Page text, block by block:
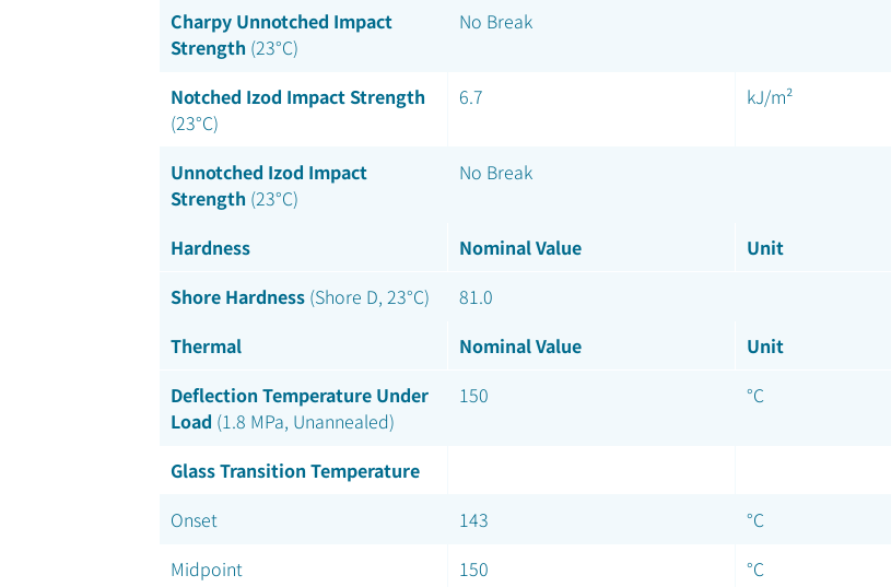
Charpy Unnotched Impact
Strength (23°C)
No Break
Notched Izod Impact Strength
(23°C)
6.7 kJ/m²
Unnotched Izod Impact
Strength (23°C)
No Break
Hardness Nominal Value Unit
Shore Hardness(Shore D, 23°C) 81.0
Thermal
Nominal Value Unit
Deflection Temperature Under
Load (1.8 MPa, Unannealed)
150 °C
Glass Transition Temperature
Onset
143
°C
Midpoint
150
°C